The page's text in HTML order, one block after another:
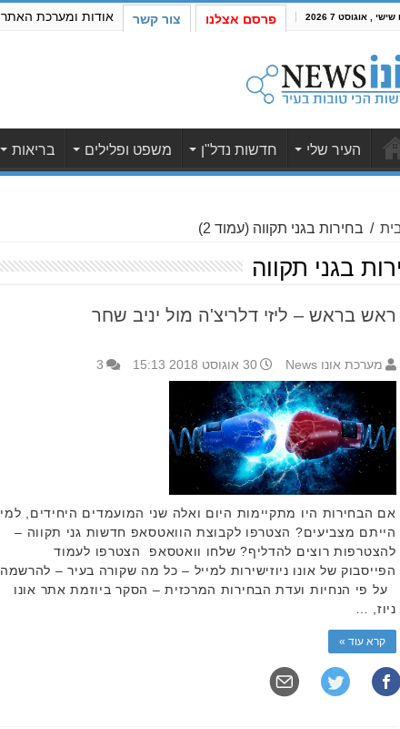
שישי , אוגוסט 7 2026 פרסם אצלנו צור קשר אודות ומערכת האתר
העיר שלי חדשות נדל"ן משפט ופלילים בריאות
/ בחירות בגני תקווה (עמוד 2)
בגני תקווה
ראש בראש – ליזי דלריצ'ה מול יניב שחר
מערכת אונו News 30 אוגוסט 2018 15:13 3
אם הבחירות היו מתקיימות היום ואלה שני המועמדים היחידים, למי
הייתם מצביעים? הצטרפו לקבוצת הוואטסאפ חדשות גני תקווה –
להצטרפות רוצים להדליף? שלחו וואטסאפ הצטרפו לעמוד
הפייסבוק של אונו ניוזישירות למייל – כל מה שקורה בעיר – להרשמה
על פי הנחיות ועדת הבחירות המרכזית – הסקר ביוזמת אתר אונו
ניוז, …
קרא עוד »